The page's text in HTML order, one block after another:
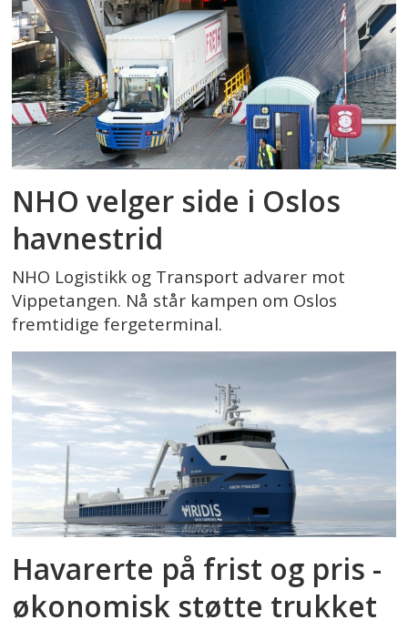
NHO velger side i Oslos
havnestrid
NHO Logistikk og Transport advarer mot
Vippetangen. Nå står kampen om Oslos
fremtidige fergeterminal.
Havarerte på frist og pris -
økonomisk støtte trukket